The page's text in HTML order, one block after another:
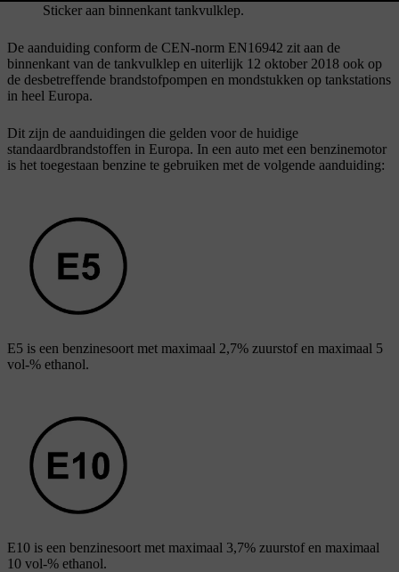
Sticker aan binnenkant tankvulklep.
De aanduiding conform de CEN-norm EN16942 zit aan de
binnenkant van de tankvulklep en uiterlijk 12 oktober 2018 ook op
de desbetreffende brandstofpompen en mondstukken op tankstations
in heel Europa.
Dit zijn de aanduidingen die gelden voor de huidige
standaardbrandstoffen in Europa. In een auto met een benzinemotor
is het toegestaan benzine te gebruiken met de volgende aanduiding:
E5 is een benzinesoort met maximaal 2,7% zuurstof en maximaal 5
vol-% ethanol.
E10 is een benzinesoort met maximaal 3,7% zuurstof en maximaal
10 vol-% ethanol.